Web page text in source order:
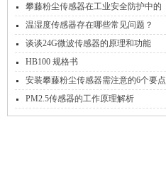
CDM324技术参数
攀藤粉尘传感器在工业安全防护中的
应用实践
温湿度传感器存在哪些常见问题？
谈谈24G微波传感器的原理和功能
HB100 规格书
安装攀藤粉尘传感器需注意的6个要点
PM2.5传感器的工作原理解析